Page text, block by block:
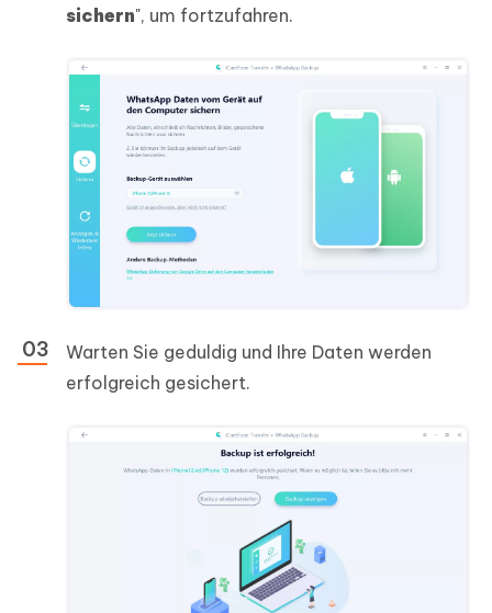
sichern", um fortzufahren.
Warten Sie geduldig und Ihre Daten werden
erfolgreich gesichert.